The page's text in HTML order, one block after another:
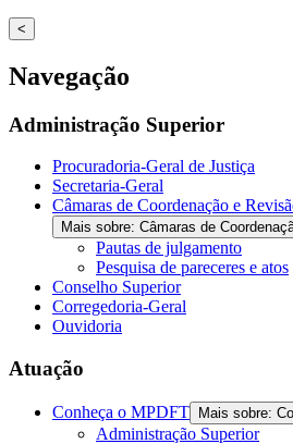
<
Navegação
Administração Superior
Procuradoria-Geral de Justiça
Secretaria-Geral
Câmaras de Coordenação e
Mais sobre: Câmaras de
Pautas de julgamento
Pesquisa de pareceres e atos
Conselho Superior
Corregedoria-Geral
Ouvidoria
Atuação
Conheça o MPDFT Mais sobre:
Administração Superior